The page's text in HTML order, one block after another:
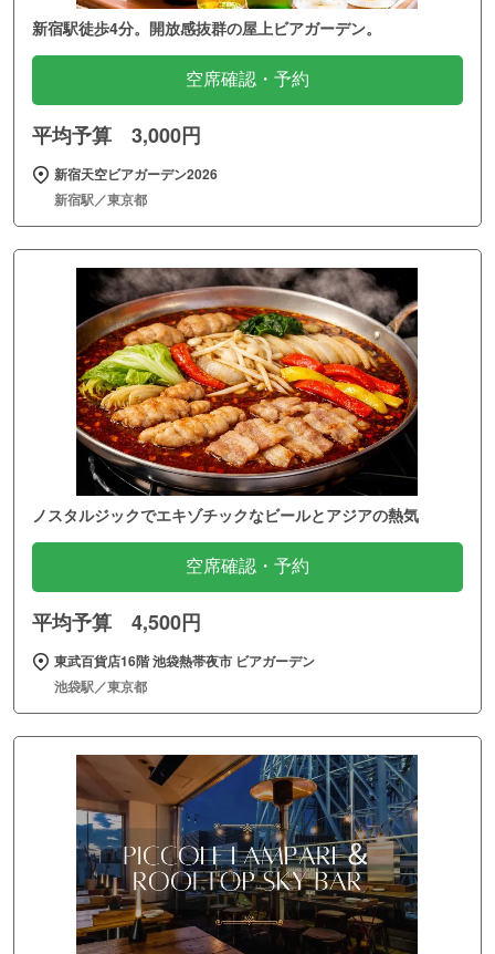
新宿駅徒歩4分。開放感抜群の屋上ビアガーデン。
空席確認・予約
平均予算 3,000円
新宿天空ビアガーデン2026
新宿駅／東京都
ノスタルジックでエキゾチックなビールとアジアの熱気
空席確認・予約
平均予算 4,500円
東武百貨店16階 池袋熱帯夜市 ビアガーデン
池袋駅／東京都